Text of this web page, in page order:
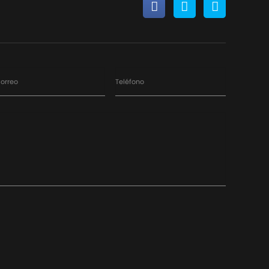
Teléfono